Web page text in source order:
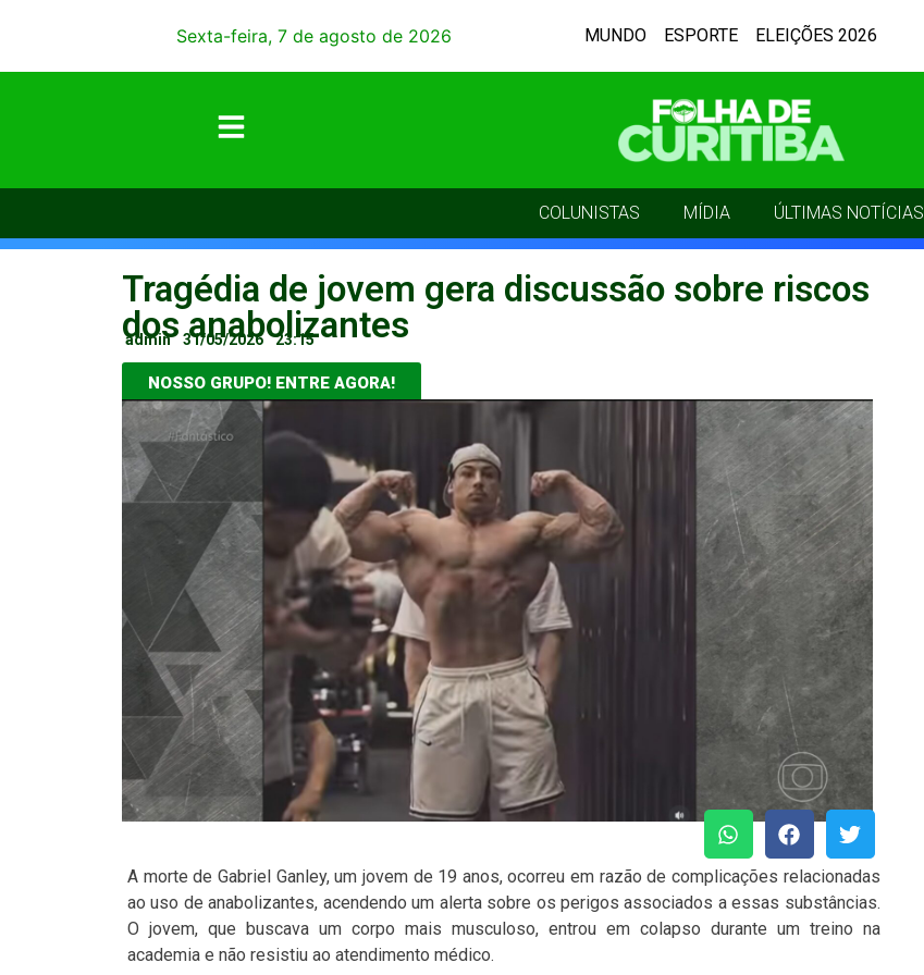
Sexta-feira, 7 de agosto de 2026 MUNDO ESPORTE ELEIÇÕES 2026
COLUNISTAS MÍDIA ÚLTIMAS NOTÍCIAS
Tragédia de jovem gera discussão sobre riscos
dos anabolizantes
admin 31/05/2026 23:15
NOSSO GRUPO! ENTRE AGORA!
A morte de Gabriel Ganley, um jovem de 19 anos, ocorreu em razão de complicações relacionadas
ao uso de anabolizantes, acendendo um alerta sobre os perigos associados a essas substâncias.
O jovem, que buscava um corpo mais musculoso, entrou em colapso durante um treino na
academia e não resistiu ao atendimento médico.